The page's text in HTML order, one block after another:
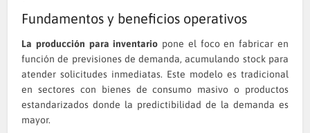
Fundamentos y beneficios operativos
La producción para inventario pone el foco en fabricar en
función de previsiones de demanda, acumulando stock para
atender solicitudes inmediatas. Este modelo es tradicional
en sectores con bienes de consumo masivo o productos
estandarizados donde la predictibilidad de la demanda es
mayor.